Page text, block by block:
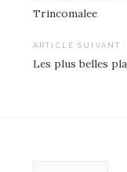
Navigation
l’article
Trincomalee
ARTICLE SUIVANT :
Les plus belles